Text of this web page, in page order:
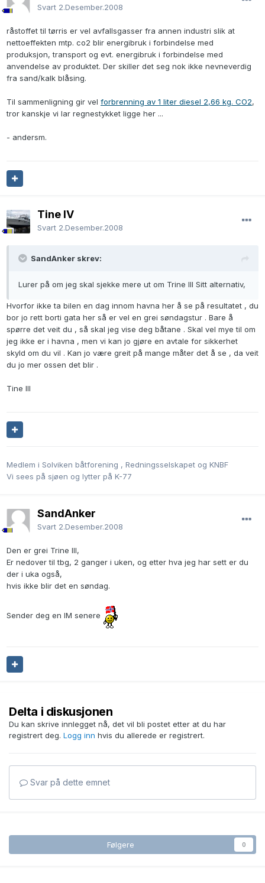
Svart 2.Desember.2008
råstoffet til tørris er vel avfallsgasser fra annen industri slik at
nettoeffekten mtp. co2 blir energibruk i forbindelse med
produksjon, transport og evt. energibruk i forbindelse med
anvendelse av produktet. Der skiller det seg nok ikke nevneverdig
fra sand/kalk blåsing.
Til sammenligning gir vel forbrenning av 1 liter diesel 2,66 kg. CO2,
tror kanskje vi lar regnestykket ligge her ...
- andersm.
Tine IV
Svart 2.Desember.2008
SandAnker skrev:
Lurer på om jeg skal sjekke mere ut om Trine III Sitt alternativ,
Hvorfor ikke ta bilen en dag innom havna her å se på resultatet , du
bor jo rett borti gata her så er vel en grei søndagstur . Bare å
spørre det veit du , så skal jeg vise deg båtane . Skal vel mye til om
jeg ikke er i havna , men vi kan jo gjøre en avtale for sikkerhet
skyld om du vil . Kan jo være greit på mange måter det å se , da veit
du jo mer ossen det blir .
Tine III
Medlem i Solviken båtforening , Redningsselskapet og KNBF
Vi sees på sjøen og lytter på K-77
SandAnker
Svart 2.Desember.2008
Den er grei Trine III,
Er nedover til tbg, 2 ganger i uken, og etter hva jeg har sett er du
der i uka også,
hvis ikke blir det en søndag.
Sender deg en IM senere
Delta i diskusjonen
Du kan skrive innlegget nå, det vil bli postet etter at du har
registrert deg. Logg inn hvis du allerede er registrert.
Svar på dette emnet
Følgere 0